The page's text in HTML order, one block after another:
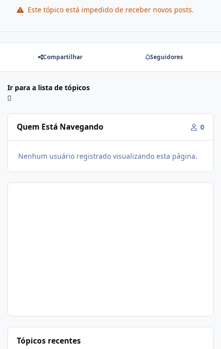
Este tópico está impedido de receber novos posts.
Compartilhar Seguidores
Ir para a lista de tópicos
Quem Está Navegando 0
Nenhum usuário registrado visualizando esta página.
Tópicos recentes